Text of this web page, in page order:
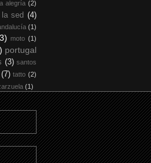
alegría (2)
la sed (4)
(1)
moto (1)
portugal
(3) santos
(7) tatto (2)
(1)